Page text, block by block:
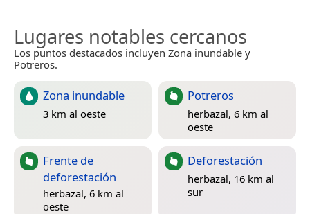
Lugares notables cercanos
Los puntos destacados incluyen Zona inundable y
Potreros.
Zona inundable
3 km al oeste
Potreros
herbazal, 6 km al
oeste
Frente de
deforestación
herbazal, 6 km al
oeste
Deforestación
herbazal, 16 km al
sur